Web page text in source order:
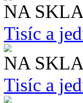
NA
Tisíc a
NA
Tisíc a